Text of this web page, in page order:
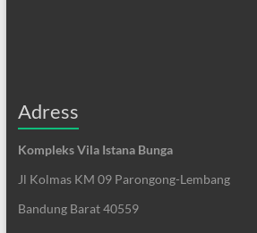
Adress
Kompleks Vila Istana Bunga
Jl Kolmas KM 09 Parongong-Lembang
Bandung Barat 40559